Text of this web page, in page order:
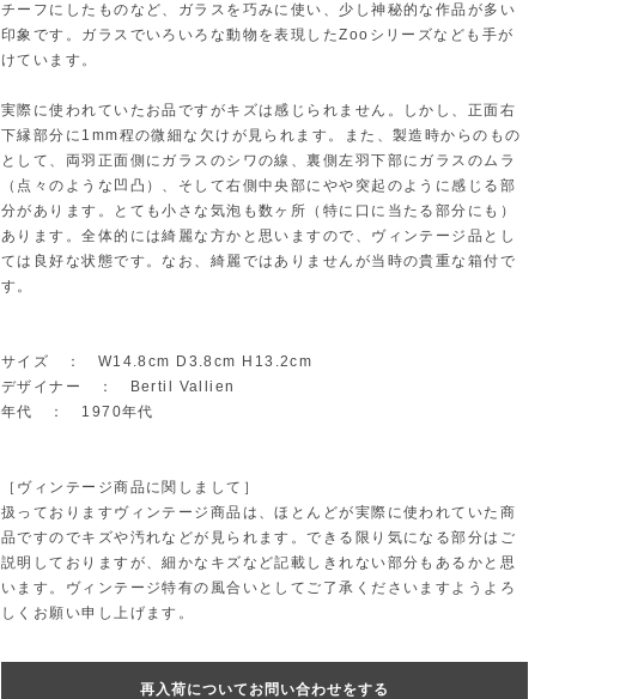
チーフにしたものなど、ガラスを巧みに使い、少し神秘的な作品が多い
印象です。ガラスでいろいろな動物を表現したZooシリーズなども手が
けています。
実際に使われていたお品ですがキズは感じられません。しかし、正面右
下縁部分に1mm程の微細な欠けが見られます。また、製造時からのもの
として、両羽正面側にガラスのシワの線、裏側左羽下部にガラスのムラ
（点々のような凹凸）、そして右側中央部にやや突起のように感じる部
分があります。とても小さな気泡も数ヶ所（特に口に当たる部分にも）
あります。全体的には綺麗な方かと思いますので、ヴィンテージ品とし
ては良好な状態です。なお、綺麗ではありませんが当時の貴重な箱付で
す。
サイズ ： W14.8cm D3.8cm H13.2cm
デザイナー ： Bertil Vallien
年代 ： 1970年代
［ヴィンテージ商品に関しまして］
扱っておりますヴィンテージ商品は、ほとんどが実際に使われていた商
品ですのでキズや汚れなどが見られます。できる限り気になる部分はご
説明しておりますが、細かなキズなど記載しきれない部分もあるかと思
います。ヴィンテージ特有の風合いとしてご了承くださいますようよろ
しくお願い申し上げます。
再入荷についてお問い合わせをする